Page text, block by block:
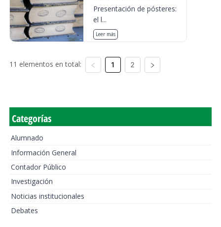
Presentación de pósteres:
el l...
Leer más
11 elementos en total: 1 2
Categorías
Alumnado
Información General
Contador Público
Investigación
Noticias institucionales
Debates